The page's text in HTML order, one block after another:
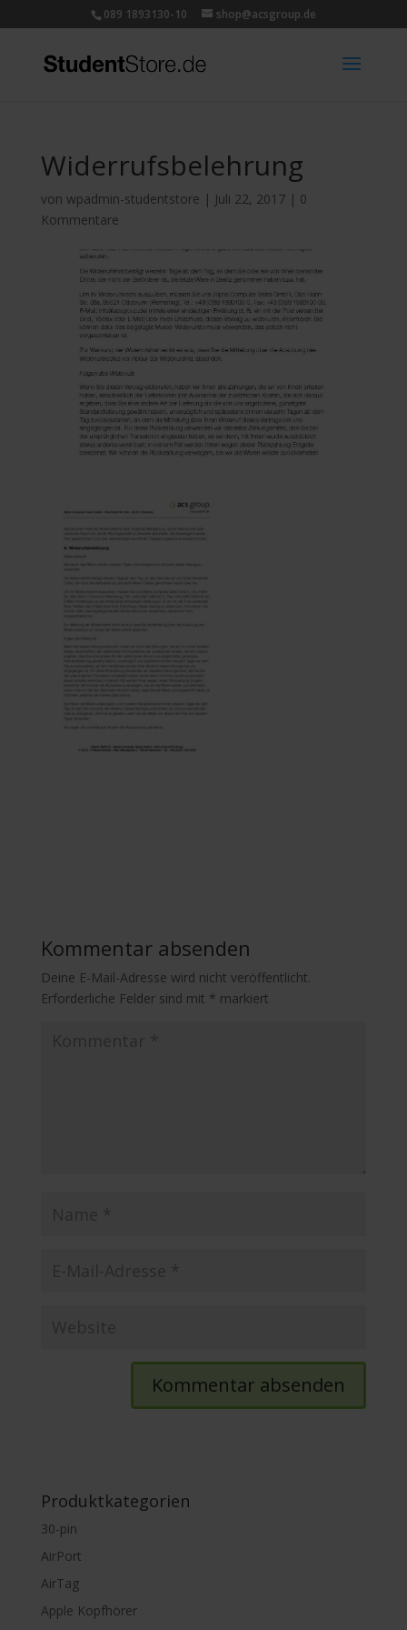
089 1893130-10 shop@acsgroup.de
Widerrufsbelehrung
von wpadmin-studentstore | Juli 22, 2017| 0
Kommentare
Kommentar absenden
Deine E-Mail-Adresse wird nicht veröffentlicht.
Erforderliche Felder sind mit * markiert
Produktkategorien
30-pin
AirPort
AirTag
Apple Kopfhörer